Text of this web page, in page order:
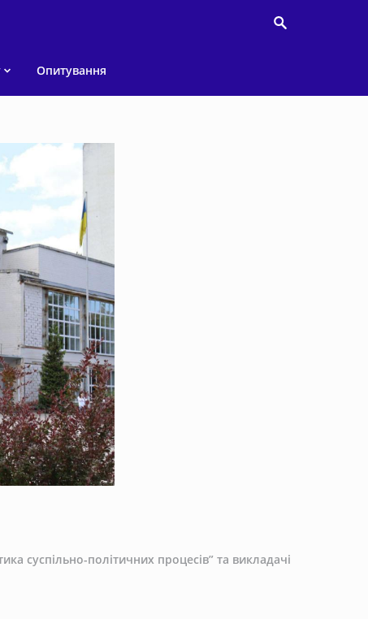
Опитування
суспільно-політичних процесів” та викладачі